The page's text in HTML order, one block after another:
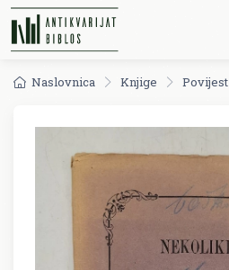
Naslovnica Knjige Povijest